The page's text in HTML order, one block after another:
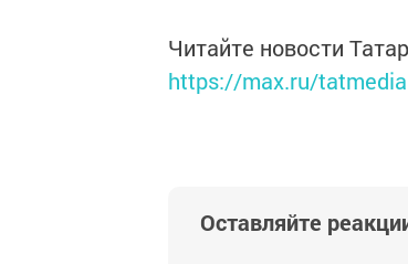
Читайте новости
https://max.ru/tatmedia
Оставляйте